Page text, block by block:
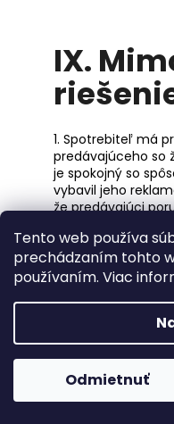
Tento web používa
prechádzaním tohto
používaním. Viac
Odmietnuť
IX.
1. Spotrebiteľ má
predávajúceho so
je spokojný so
vybavil jeho
že predávajúci
alternatívneho
u subjektu
predávajúci na
neodpovedal do
Týmto nie je
obrátiť sa na súd.
2. K
sporou z kúpnej
obchodná